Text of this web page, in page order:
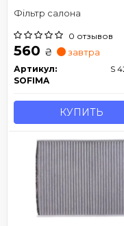
Фільтр салона
0 отзывов
560 ₴ завтра
Артикул:
S
SOFIMA
КУПИТЬ